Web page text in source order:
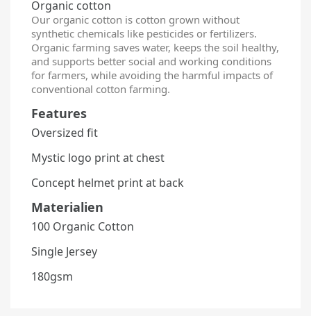
Organic cotton
Our organic cotton is cotton grown without
synthetic chemicals like pesticides or fertilizers.
Organic farming saves water, keeps the soil healthy,
and supports better social and working conditions
for farmers, while avoiding the harmful impacts of
conventional cotton farming.
Features
Oversized fit
Mystic logo print at chest
Concept helmet print at back
Materialien
100 Organic Cotton
Single Jersey
180gsm